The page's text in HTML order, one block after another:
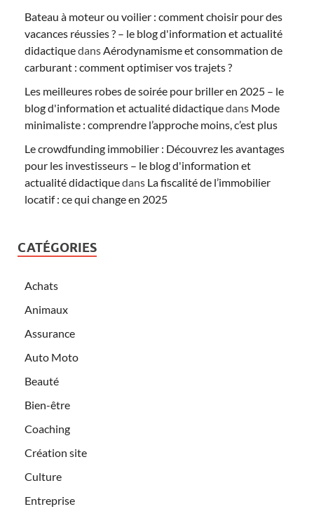
Bateau à moteur ou voilier : comment choisir pour des
vacances réussies ? – le blog d'information et actualité
didactiquedansAérodynamisme et consommation de
carburant : comment optimiser vos trajets ?
Les meilleures robes de soirée pour briller en 2025 – le
blog d'information et actualité didactiquedans Mode
minimaliste : comprendre l’approche moins, c’est plus
Le crowdfunding immobilier : Découvrez les avantages
pour les investisseurs – le blog d'information et
actualité didactiquedans La fiscalité de l’immobilier
locatif : ce qui change en 2025
CATÉGORIES
Achats
Animaux
Assurance
Auto Moto
Beauté
Bien-être
Coaching
Création site
Culture
Entreprise